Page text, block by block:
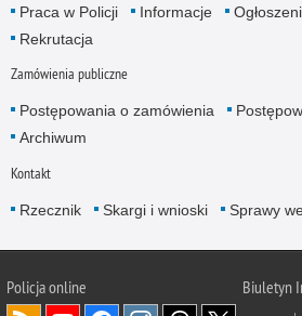
Praca w Policji Informacje
Rekrutacja
Zamówienia publiczne
Postępowania o zamówienia
Archiwum
Kontakt
Rzecznik Skargi i wnioski Sprawy
Policjaonline
Biuletyn